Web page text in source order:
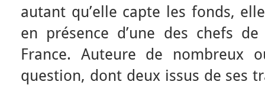
autant qu’elle capte les fonds,
en présence d’une des chefs
France. Auteure de nombreux
question, dont deux issus de ses